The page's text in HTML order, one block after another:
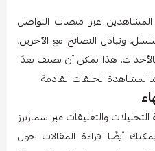
عبر منصات التواصل
وتبادل النصائح مع الآخرين،
هذا يمكن أن يضيف بعدًا
لمشاهدة الحلقات القادمة.
والتعليقات عبر سمارترز
أيضًا قراءة المقالات حول